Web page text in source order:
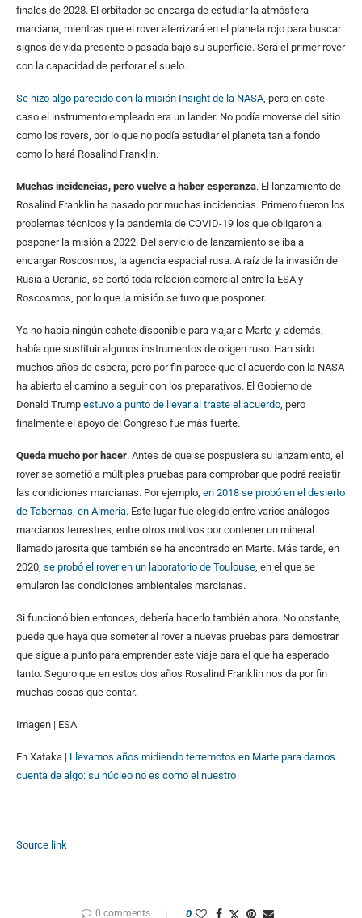
finales de 2028. El orbitador se encarga de estudiar la atmósfera
marciana, mientras que el rover aterrizará en el planeta rojo para buscar
signos de vida presente o pasada bajo su superficie. Será el primer rover
con la capacidad de perforar el suelo.
Se hizo algo parecido con la misión Insight de la NASA , pero en este
caso el instrumento empleado era un lander. No podía moverse del sitio
como los rovers, por lo que no podía estudiar el planeta tan a fondo
como lo hará Rosalind Franklin.
Muchas incidencias, pero vuelve a haber esperanza. El lanzamiento de
Rosalind Franklin ha pasado por muchas incidencias. Primero fueron los
problemas técnicos y la pandemia de COVID-19 los que obligaron a
posponer la misión a 2022. Del servicio de lanzamiento se iba a
encargar Roscosmos, la agencia espacial rusa. A raíz de la invasión de
Rusia a Ucrania, se cortó toda relación comercial entre la ESA y
Roscosmos, por lo que la misión se tuvo que posponer.
Ya no había ningún cohete disponible para viajar a Marte y, además,
había que sustituir algunos instrumentos de origen ruso. Han sido
muchos años de espera, pero por fin parece que el acuerdo con la NASA
ha abierto el camino a seguir con los preparativos. El Gobierno de
Donald Trump estuvo a punto de llevar al traste el acuerdo , pero
finalmente el apoyo del Congreso fue más fuerte.
Queda mucho por hacer. Antes de que se pospusiera su lanzamiento, el
rover se sometió a múltiples pruebas para comprobar que podrá resistir
las condiciones marcianas. Por ejemplo, en 2018 se probó en el desierto
de Tabernas, en Almería. Este lugar fue elegido entre varios análogos
marcianos terrestres, entre otros motivos por contener un mineral
llamado jarosita que también se ha encontrado en Marte. Más tarde, en
2020, se probó el rover en un laboratorio de Toulouse , en el que se
emularon las condiciones ambientales marcianas.
Si funcionó bien entonces, debería hacerlo también ahora. No obstante,
puede que haya que someter al rover a nuevas pruebas para demostrar
que sigue a punto para emprender este viaje para el que ha esperado
tanto. Seguro que en estos dos años Rosalind Franklin nos da por fin
muchas cosas que contar.
Imagen | ESA
En Xataka | Llevamos años midiendo terremotos en Marte para darnos
cuenta de algo: su núcleo no es como el nuestro
Source link
0 comments 0